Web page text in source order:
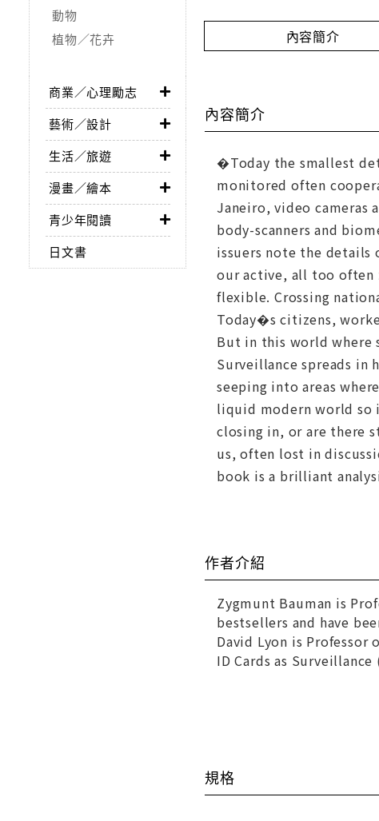
動物
植物／花卉
商業／心理勵志
藝術／設計
生活／旅遊
漫畫／繪本
青少年閱讀
日文書
內容簡介
內容簡介
�Today the smallest
monitored often
Janeiro, video cameras
body-scanners and
issuers note the
our active, all too often
flexible. Crossing
Today�s citizens,
But in this world where
Surveillance spreads
seeping into areas
liquid modern world so
closing in, or are there
us, often lost in
book is a brilliant
作者介紹
Zygmunt Bauman is
bestsellers and have
David Lyon is
ID Cards as Surveillance
規格